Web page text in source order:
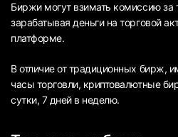
Биржи могут взимать комиссию за
зарабатывая деньги на торговой
платформе.
В отличие от традиционных бирж,
часы торговли, криптовалютные
сутки, 7 дней в неделю.